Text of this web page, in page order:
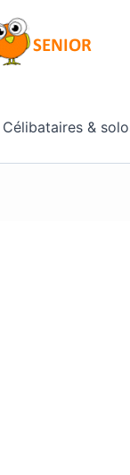
Célibataires &